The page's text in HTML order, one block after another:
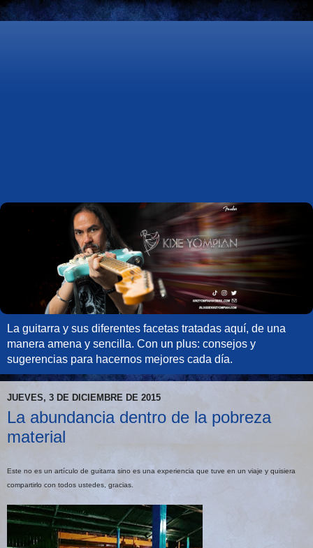
La guitarra y sus diferentes facetas tratadas aquí, de una
manera amena y sencilla. Con un plus: consejos y
sugerencias para hacernos mejores cada día.
JUEVES, 3 DE DICIEMBRE DE 2015
La abundancia dentro de la pobreza
material
Este no es un artículo de guitarra sino es una experiencia que tuve en un viaje y quisiera
compartirlo con todos ustedes, gracias.